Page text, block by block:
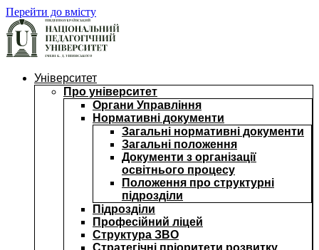
Перейти до вмісту
Університет
Про університет
Органи Управління
Нормативні документи
Загальні нормативні документи
Загальні положення
Документи з організації
освітнього процесу
Положення про структурні
підрозділи
Підрозділи
Професійний ліцей
Структура ЗВО
Стратегічні пріоритети розвитку